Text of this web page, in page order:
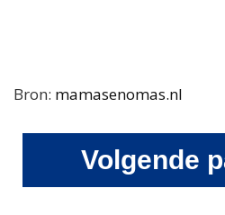
Bron: mamasenomas.nl
Volgende